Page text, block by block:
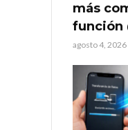
más
función
agosto 4, 2026